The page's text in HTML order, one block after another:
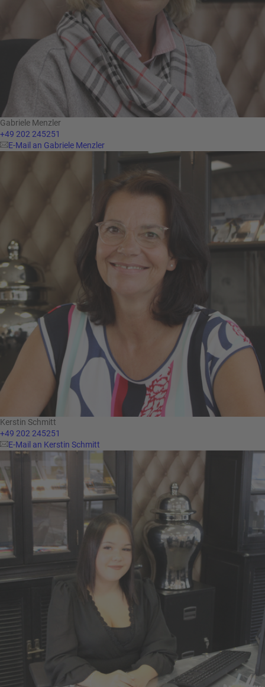
Gabriele Menzler
+49 202 245251
E-Mail an Gabriele Menzler
Kerstin Schmitt
+49 202 245251
E-Mail an Kerstin Schmitt